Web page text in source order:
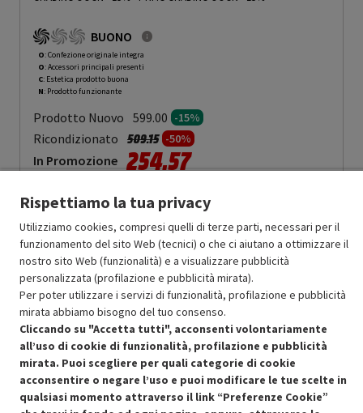
BUONO
O: Confezione originale integra
O: Accessori principali presenti
C: Estetica prodotto buona
N: Prodotto funzionante
Prodotto Nuovo 599.00 -15%
Ricondizionato Prezzo ridotto da
509.15a-50%
In Promozione 254.57
Aggiungi al carrello
SCONTO RICONDIZIONATI
Approfitta dello sconto del 50% sul prodotto ricondizionato.
Condizioni generali di vendita Recedere dal contratto qui
Rispettiamo la tua privacy
Utilizziamo cookies, compresi quelli di terze parti, necessari per il
funzionamento del sito Web (tecnici) o che ci aiutano a ottimizzare il
nostro sito Web (funzionalità) e a visualizzare pubblicità
personalizzata (profilazione e pubblicità mirata).
Per poter utilizzare i servizi di funzionalità, profilazione e pubblicità
mirata abbiamo bisogno del tuo consenso.
Cliccando su "Accetta tutti", acconsenti volontariamente
all’uso di cookie di funzionalità, profilazione e pubblicità
mirata. Puoi scegliere per quali categorie di cookie
acconsentire o negare l’uso e puoi modificare le tue scelte in
qualsiasi momento attraverso il link “Preferenze Cookie”